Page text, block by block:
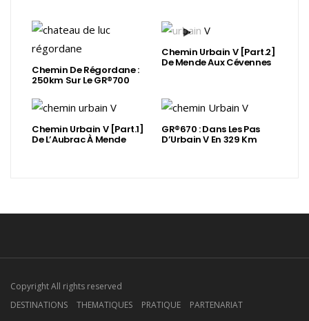
Chemin De Régordane :
250km Sur Le GR®700
Chemin Urbain V [Part.2]
De Mende Aux Cévennes
Chemin Urbain V [Part.1]
De L’Aubrac À Mende
GR®670 : Dans Les Pas
D’Urbain V En 329 Km
Copyright All rights reserved
DESTINATIONS
THEMATIQUES PRATIQUE PARTENARIAT